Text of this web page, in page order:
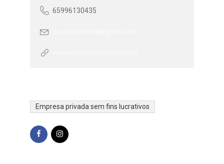
65996130435
Empresa privada sem fins lucrativos